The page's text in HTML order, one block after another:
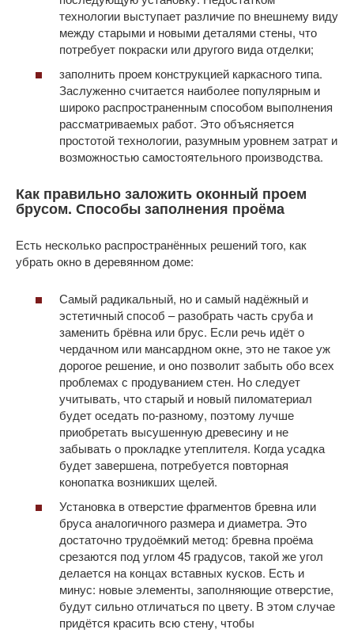
технологии выступает различие по внешнему виду
между старыми и новыми деталями стены, что
потребует покраски или другого вида отделки;
заполнить проем конструкцией каркасного типа.
Заслуженно считается наиболее популярным и
широко распространенным способом выполнения
рассматриваемых работ. Это объясняется
простотой технологии, разумным уровнем затрат и
возможностью самостоятельного производства.
Как правильно заложить оконный проем
брусом. Способы заполнения проёма
Есть несколько распространённых решений того, как
убрать окно в деревянном доме:
Самый радикальный, но и самый надёжный и
эстетичный способ – разобрать часть сруба и
заменить брёвна или брус. Если речь идёт о
чердачном или мансардном окне, это не такое уж
дорогое решение, и оно позволит забыть обо всех
проблемах с продуванием стен. Но следует
учитывать, что старый и новый пиломатериал
будет оседать по-разному, поэтому лучше
приобретать высушенную древесину и не
забывать о прокладке утеплителя. Когда усадка
будет завершена, потребуется повторная
конопатка возникших щелей.
Установка в отверстие фрагментов бревна или
бруса аналогичного размера и диаметра. Это
достаточно трудоёмкий метод: бревна проёма
срезаются под углом 45 градусов, такой же угол
делается на концах вставных кусков. Есть и
минус: новые элементы, заполняющие отверстие,
будут сильно отличаться по цвету. В этом случае
придётся красить всю стену, чтобы